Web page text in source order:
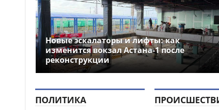
Новые эскалаторы и лифты: как
изменится вокзал Астана-1 после
реконструкции
ПОЛИТИКА